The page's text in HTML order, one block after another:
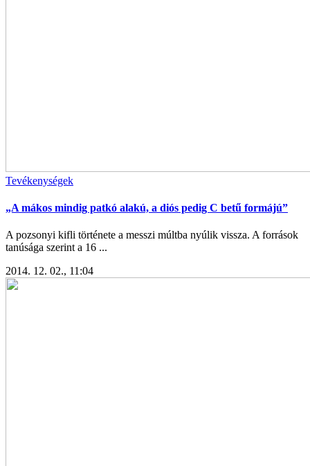
Tevékenységek
„A mákos mindig patkó alakú, a diós pedig C betű formájú”
A pozsonyi kifli története a messzi múltba nyúlik vissza. A források
tanúsága szerint a 16 ...
2014. 12. 02., 11:04